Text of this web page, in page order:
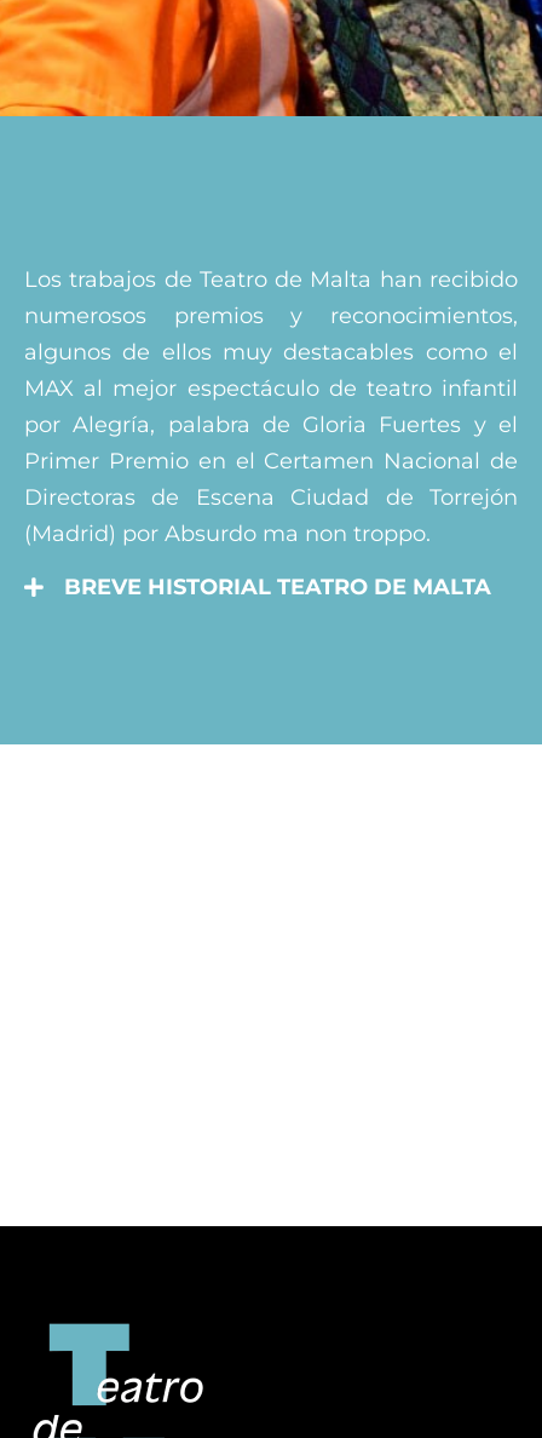
Los trabajos de Teatro de Malta han recibido
numerosos premios y reconocimientos,
algunos de ellos muy destacables como el
MAX al mejor espectáculo de teatro infantil
por Alegría, palabra de Gloria Fuertes y el
Primer Premio en el Certamen Nacional de
Directoras de Escena Ciudad de Torrejón
(Madrid) por Absurdo ma non troppo.
BREVE HISTORIAL TEATRO DE MALTA